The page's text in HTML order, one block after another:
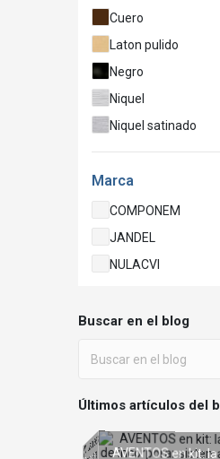
Cuero
Laton pulido
Negro
Niquel
Niquel satinado
Marca
COMPONEM
JANDEL
NULACVI
Buscar en el blog
Últimos artículos del
AVENTOS en kit: la